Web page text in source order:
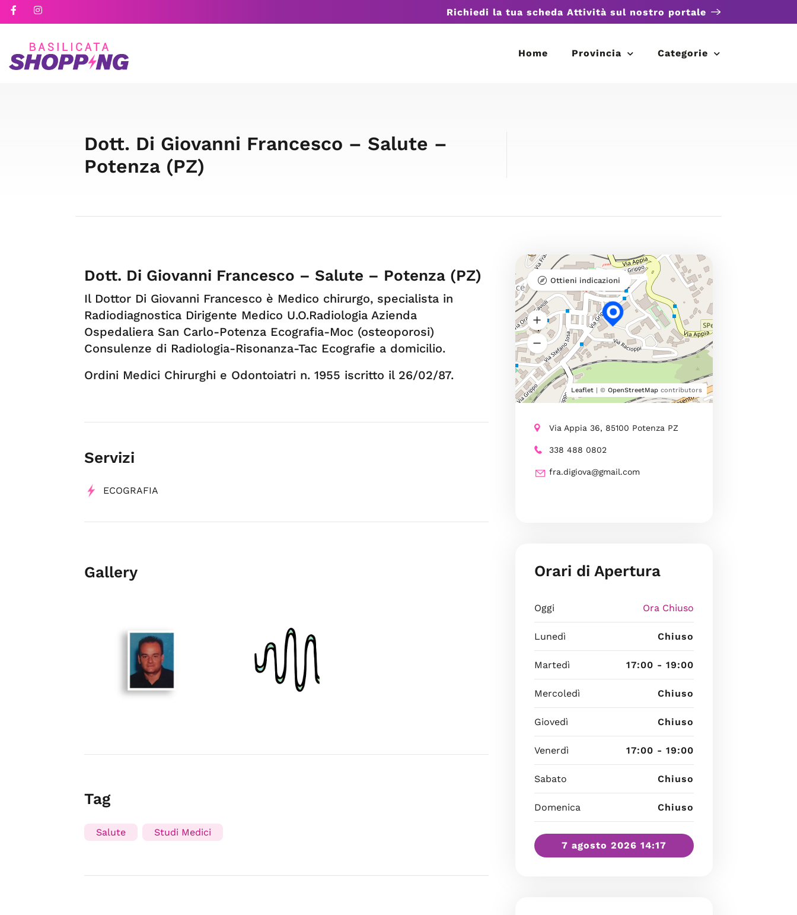
Richiedi la tua scheda Attività sul nostro portale
Home Provincia Categorie
Dott. Di Giovanni Francesco – Salute –
Potenza (PZ)
Dott. Di Giovanni Francesco – Salute – Potenza (PZ)
Il Dottor Di Giovanni Francesco è Medico chirurgo, specialista in
Radiodiagnostica Dirigente Medico U.O.Radiologia Azienda
Ospedaliera San Carlo-Potenza Ecografia-Moc (osteoporosi)
Consulenze di Radiologia-Risonanza-Tac Ecografie a domicilio.
Ordini Medici Chirurghi e Odontoiatri n. 1955 iscritto il 26/02/87.
Servizi
ECOGRAFIA
Gallery
Tag
Salute Studi Medici
Leaflet| © OpenStreetMapcontributors
Ottieni indicazioni
Via Appia 36, 85100 Potenza PZ
338 488 0802
fra.digiova@gmail.com
Orari di Apertura
Oggi Ora Chiuso
Lunedì Chiuso
Martedì 17:00 - 19:00
Mercoledì Chiuso
Giovedì Chiuso
Venerdì 17:00 - 19:00
Sabato Chiuso
Domenica Chiuso
7 agosto 2026 14:17